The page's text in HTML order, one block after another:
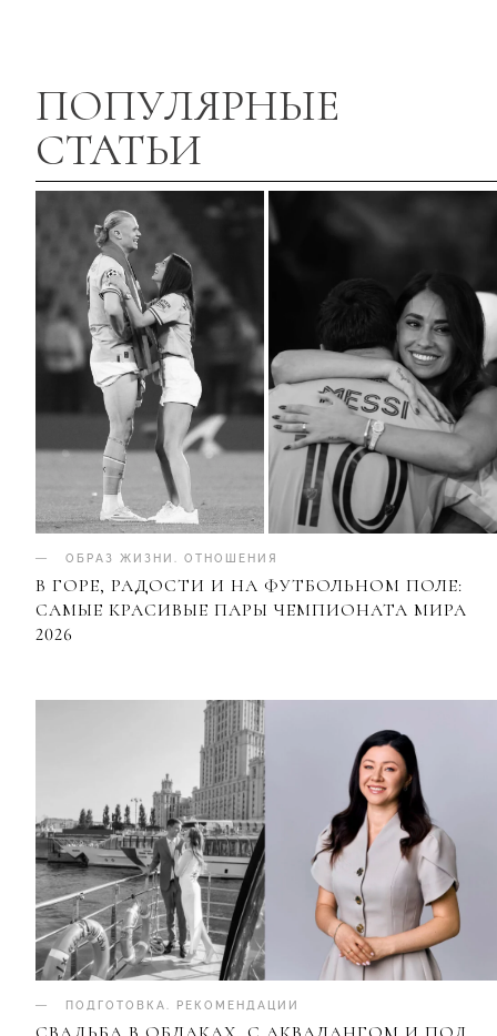
ПОПУЛЯРНЫЕ
СТАТЬИ
ОБРАЗ ЖИЗНИ ОТНОШЕНИЯ
В ГОРЕ, РАДОСТИ И НА ФУТБОЛЬНОМ ПОЛЕ:
САМЫЕ КРАСИВЫЕ ПАРЫ ЧЕМПИОНАТА МИРА
2026
ПОДГОТОВКА РЕКОМЕНДАЦИИ